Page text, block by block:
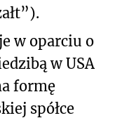
w oparciu o
w USA
formę
spółce